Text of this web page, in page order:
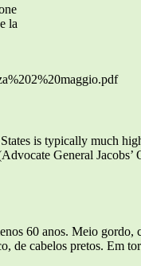
la
is typically much
General Jacobs’
60 anos. Meio gordo,
de cabelos pretos. Em